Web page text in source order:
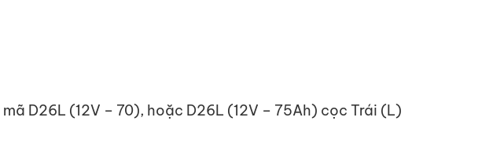
D26L (12V – 70), hoặc D26L (12V – 75Ah) cọc Trái (L)